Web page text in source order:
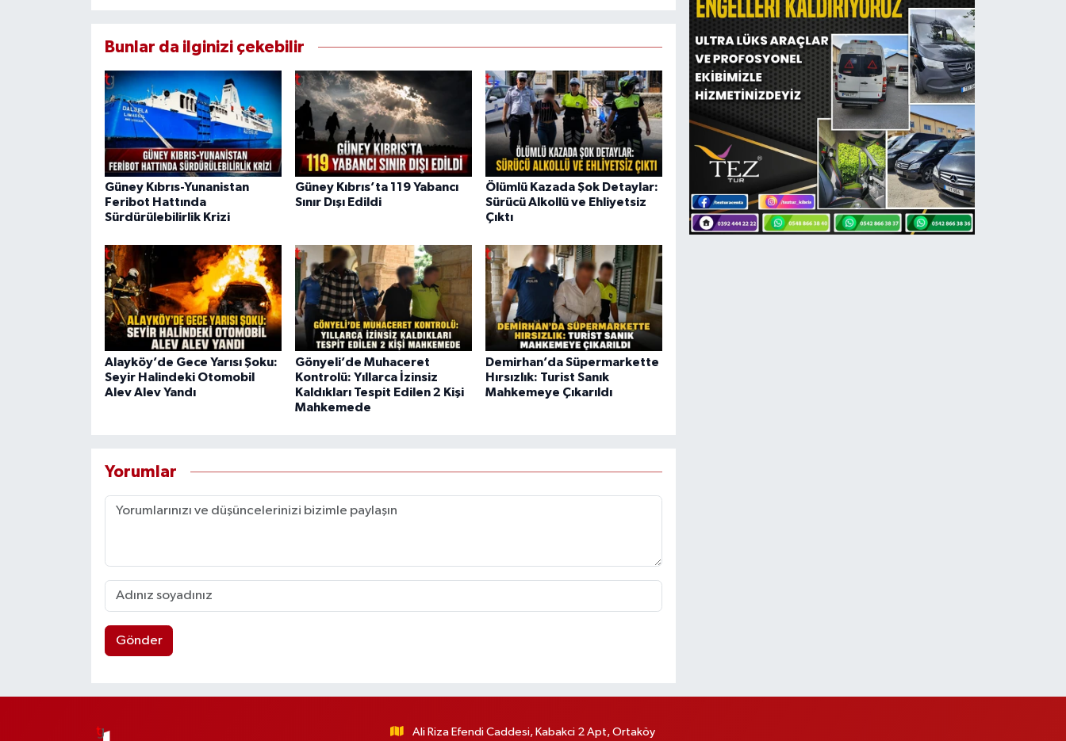
Bunlar da ilginizi çekebilir
Güney Kıbrıs-Yunanistan
Feribot Hattında
Sürdürülebilirlik Krizi
Güney Kıbrıs’ta 119 Yabancı
Sınır Dışı Edildi
Ölümlü Kazada Şok Detaylar:
Sürücü Alkollü ve Ehliyetsiz
Çıktı
Alayköy’de Gece Yarısı Şoku:
Seyir Halindeki Otomobil
Alev Alev Yandı
Gönyeli’de Muhaceret
Kontrolü: Yıllarca İzinsiz
Kaldıkları Tespit Edilen 2 Kişi
Mahkemede
Demirhan’da Süpermarkette
Hırsızlık: Turist Sanık
Mahkemeye Çıkarıldı
Yorumlar
Gönder
Ali Riza Efendi Caddesi, Kabakci 2 Apt, Ortaköy